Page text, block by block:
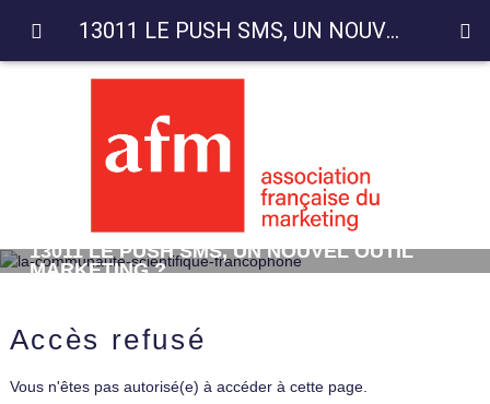
13011 LE PUSH SMS, UN NOUVEL OUTIL
MARKETING ?
Accès refusé
Vous n'êtes pas autorisé(e) à accéder à cette page.
13011 LE PUSH SMS, UN NOUVEL OUTIL MARKETING ?